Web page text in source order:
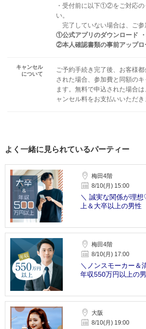
・受付前に以下①②をご対応の
い。
完了していない場合は、ご参
①公式アプリのダウンロード
②本人確認書類の事前アップロ
キャンセル
について
ご予約手続き完了後、お客様
された場合、参加費と同額の
ます。無料で申込された場合
ャンセル料をお支払いいただき
よく一緒に見られているパーティー
梅田4階
8/10(月) 15:00
＼ 誠実な関係が理
上＆大卒以上の男性
梅田4階
8/10(月) 17:00
＼ノンスモーカー＆
年収550万円以上の
大阪
8/10(月) 19:00